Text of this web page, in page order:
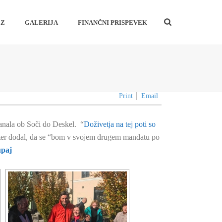
GALERIJA FINANČNI PRISPEVEK
Print Email
ob Soči do Deskel. “Doživetja na tej poti so
dodal, da se “bom v svojem drugem mandatu po